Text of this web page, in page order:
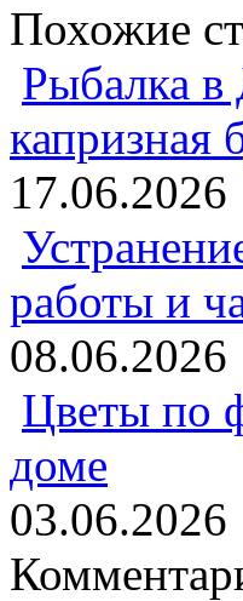
Похожие
Рыбалка в
капризная
17.06.2026
работы и
08.06.2026
Цветы по
доме
03.06.2026